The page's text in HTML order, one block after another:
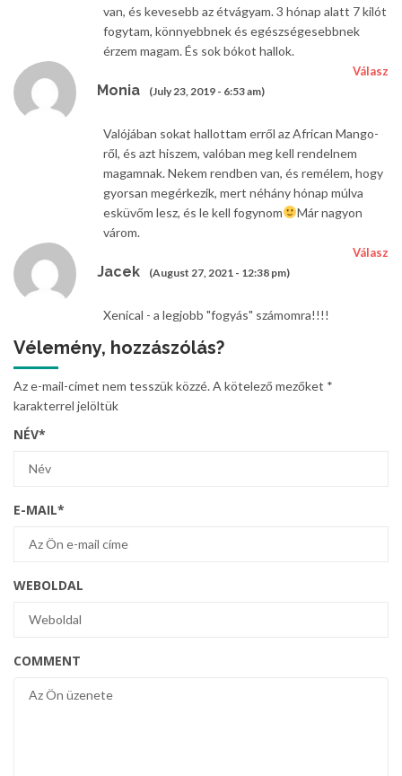
van, és kevesebb az étvágyam. 3 hónap alatt 7 kilót
fogytam, könnyebbnek és egészségesebbnek
érzem magam. És sok bókot hallok.
Monia (July 23, 2019 - 6:53 am)
Válasz
Valójában sokat hallottam erről az African Mango-
ről, és azt hiszem, valóban meg kell rendelnem
magamnak. Nekem rendben van, és remélem, hogy
gyorsan megérkezik, mert néhány hónap múlva
esküvőm lesz, és le kell fogynom
Már nagyon
várom.
Jacek (August 27, 2021 - 12:38 pm)
Válasz
Xenical - a legjobb "fogyás" számomra!!!!
Vélemény, hozzászólás?
Az e-mail-címet nem tesszük közzé.A kötelező mezőket *
karakterrel jelöltük
NÉV*
E-MAIL*
WEBOLDAL
COMMENT